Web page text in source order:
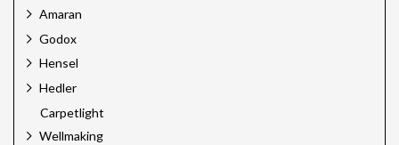
Amaran
Godox
Hensel
Hedler
Carpetlight
Wellmaking